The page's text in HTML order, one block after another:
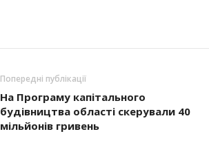
Попередні публікації
На Програму капітального
будівництва області скерували 40
мільйонів гривень